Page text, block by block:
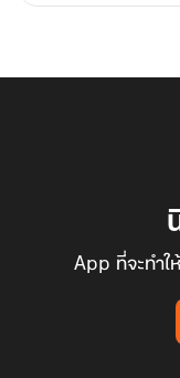
เลย
: ไม่ต้องห้ามตัวเอง
App ที่จะทำ